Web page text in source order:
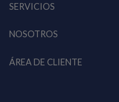
SERVICIOS
NOSOTROS
ÁREA DE CLIENTE